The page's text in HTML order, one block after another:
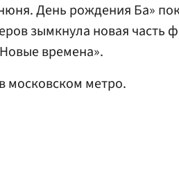
День рождения Ба»
зымкнула новая часть
времена».
в московском метро.